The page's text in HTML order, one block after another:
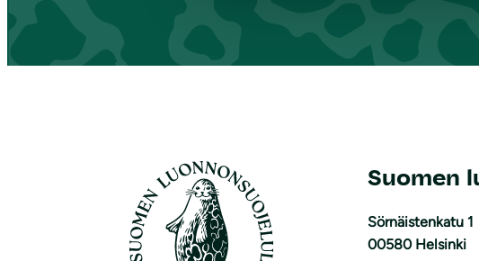
Suomen
Sörnäistenkatu 1
00580 Helsinki